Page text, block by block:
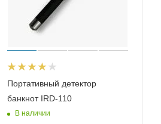
Портативный детектор
банкнот IRD-110
В наличии